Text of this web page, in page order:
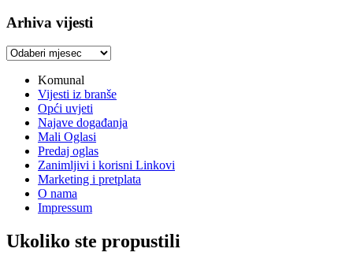
Arhiva vijesti
Arhiva
Komunal
Vijesti iz branše
Opći uvjeti
Najave događanja
Mali Oglasi
Predaj oglas
Zanimljivi i korisni Linkovi
Marketing i pretplata
O nama
Impressum
Ukoliko ste propustili